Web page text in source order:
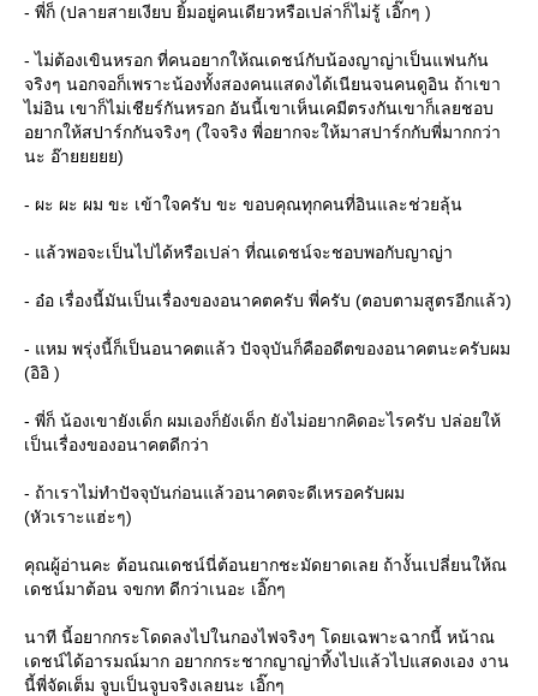
- พี่ก็ (ปลายสายเงียบ ยิ้มอยู่คนเดียวหรือเปล่าก็ไม่รู้ เอิ๊กๆ )
- ไม่ต้องเขินหรอก ที่คนอยากให้ณเดชน์กับน้องญาญ่าเป็นแฟนกัน
จริงๆ นอกจอก็เพราะน้องทั้งสองคนแสดงได้เนียนจนคนดูอิน ถ้าเขา
ไม่อิน เขาก็ไม่เชียร์กันหรอก อันนี้เขาเห็นเคมีตรงกันเขาก็เลยชอบ
อยากให้สปาร์กกันจริงๆ (ใจจริง พี่อยากจะให้มาสปาร์กกับพี่มากกว่า
นะ อ๊ายยยยย)
- ผะ ผะ ผม ขะ เข้าใจครับ ขะ ขอบคุณทุกคนที่อินและช่วยลุ้น
- แล้วพอจะเป็นไปได้หรือเปล่า ที่ณเดชน์จะชอบพอกับญาญ่า
- อ๋อ เรื่องนี้มันเป็นเรื่องของอนาคตครับ พี่ครับ (ตอบตามสูตรอีกแล้ว)
- แหม พรุ่งนี้ก็เป็นอนาคตแล้ว ปัจจุบันก็คืออดีตของอนาคตนะครับผม
(อิอิ )
- พี่ก็ น้องเขายังเด็ก ผมเองก็ยังเด็ก ยังไม่อยากคิดอะไรครับ ปล่อยให้
เป็นเรื่องของอนาคตดีกว่า
- ถ้าเราไม่ทำปัจจุบันก่อนแล้วอนาคตจะดีเหรอครับผม
(หัวเราะแฮ่ะๆ)
คุณผู้อ่านคะ ต้อนณเดชน์นี่ต้อนยากชะมัดยาดเลย ถ้างั้นเปลี่ยนให้ณ
เดชน์มาต้อน จขกท ดีกว่าเนอะ เอิ๊กๆ
นาที นี้อยากกระโดดลงไปในกองไฟจริงๆ โดยเฉพาะฉากนี้ หน้าณ
เดชน์ได้อารมณ์มาก อยากกระชากญาญ่าทิ้งไปแล้วไปแสดงเอง งาน
นี้พี่จัดเต็ม จูบเป็นจูบจริงเลยนะ เอิ๊กๆ